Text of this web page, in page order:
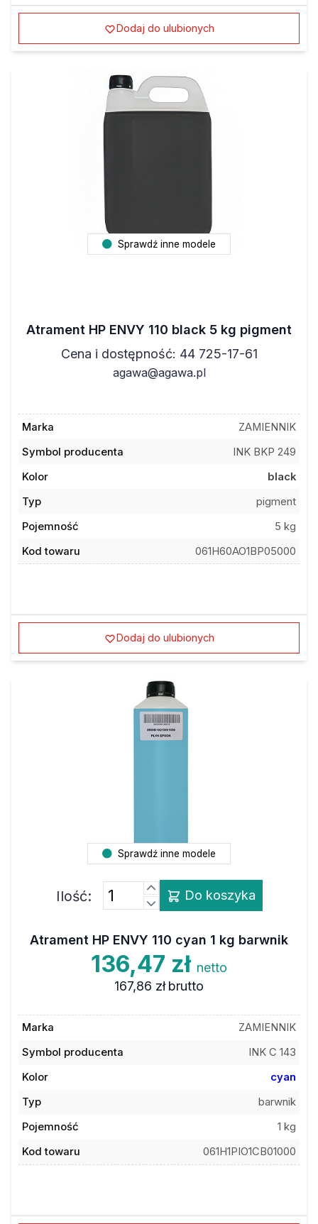
Dodaj do ulubionych
Sprawdź inne modele
Atrament HP ENVY 110 black 5 kg pigment
Cena i dostępność: 44 725-17-61
agawa@agawa.pl
Marka
ZAMIENNIK
Symbol producenta
INK BKP 249
Kolor
black
Typ
pigment
Pojemność
5 kg
Kod towaru
061H60AO1BP05000
Dodaj do ulubionych
Sprawdź inne modele
Ilość: Do koszyka
Atrament HP ENVY 110 cyan 1 kg barwnik
136,47 zł netto
167,86 zł brutto
Marka
ZAMIENNIK
Symbol producenta
INK C 143
Kolor
cyan
Typ
barwnik
Pojemność
1 kg
Kod towaru
061H1PIO1CB01000